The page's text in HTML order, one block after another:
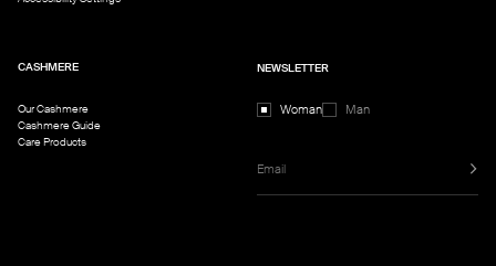
CASHMERE
Our Cashmere
Cashmere Guide
Care Products
NEWSLETTER
Woman Man